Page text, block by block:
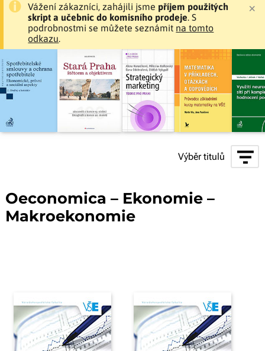
Vážení zákazníci, zahájili jsme příjem použitých
skript a učebnic do komisního prodeje. S
podrobnostmi se můžete seznámit na tomto
odkazu.
×
Výběr titulů
Oeconomica – Ekonomie –
Makroekonomie